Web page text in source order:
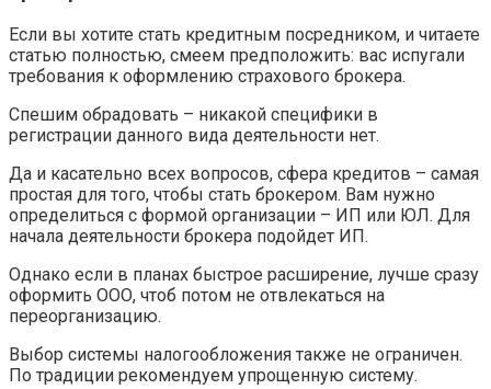
Если вы хотите стать кредитным посредником, и читаете
статью полностью, смеем предположить: вас испугали
требования к оформлению страхового брокера.
Спешим обрадовать – никакой специфики в
регистрации данного вида деятельности нет.
Да и касательно всех вопросов, сфера кредитов – самая
простая для того, чтобы стать брокером. Вам нужно
определиться с формой организации – ИП или ЮЛ. Для
начала деятельности брокера подойдет ИП.
Однако если в планах быстрое расширение, лучше сразу
оформить ООО, чтоб потом не отвлекаться на
переорганизацию.
Выбор системы налогообложения также не ограничен.
По традиции рекомендуем упрощенную систему.